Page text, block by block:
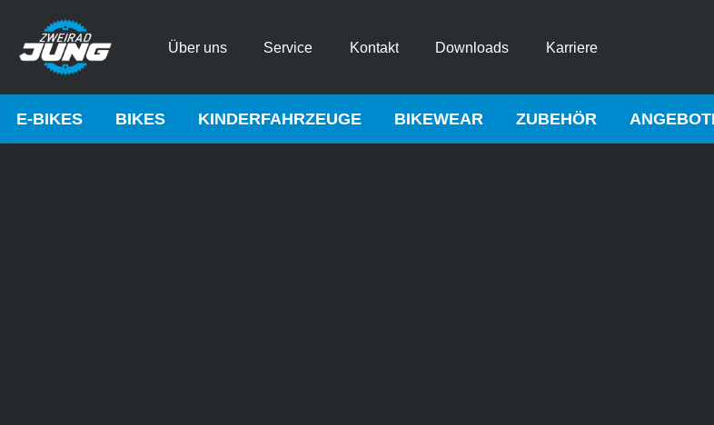
Über uns Service Kontakt Downloads Karriere
E-BIKES BIKES KINDERFAHRZEUGE BIKEWEAR ZUBEHÖR